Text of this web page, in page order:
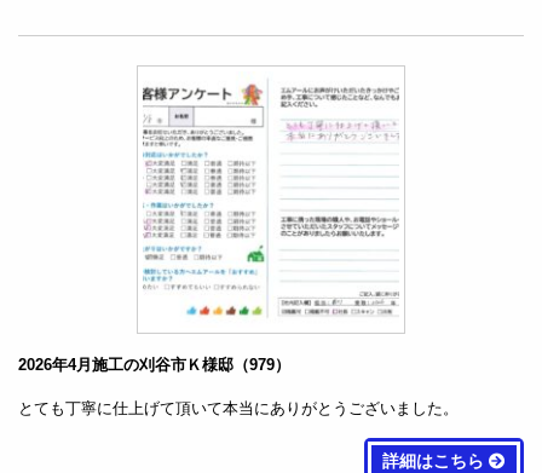
2026年4月施工の刈谷市Ｋ様邸（979）
とても丁寧に仕上げて頂いて本当にありがとうございました。
詳細はこちら